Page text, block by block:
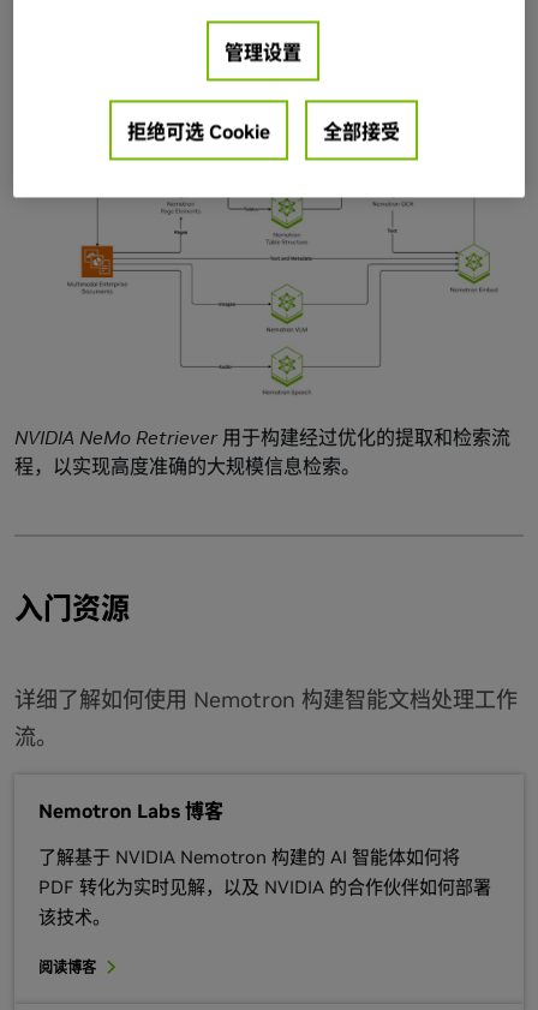
NVIDIA NeMo Retriever 用于构建经过优化的提取和检索流
程，以实现高度准确的大规模信息检索。
入门资源
详细了解如何使用 Nemotron 构建智能文档处理工作
流。
Nemotron Labs 博客
了解基于 NVIDIA Nemotron 构建的 AI 智能体如何将
PDF 转化为实时见解，以及 NVIDIA 的合作伙伴如何部署
该技术。
阅读博客
管理设置
拒绝可选 Cookie 全部接受